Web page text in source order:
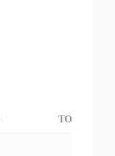
TOP3交易国